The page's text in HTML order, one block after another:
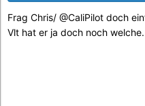
Frag Chris/ @CaliPilotdoch
Vlt hat er ja doch noch welche.